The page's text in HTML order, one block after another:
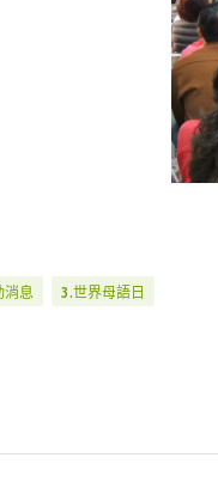
消息 3.世界母語日